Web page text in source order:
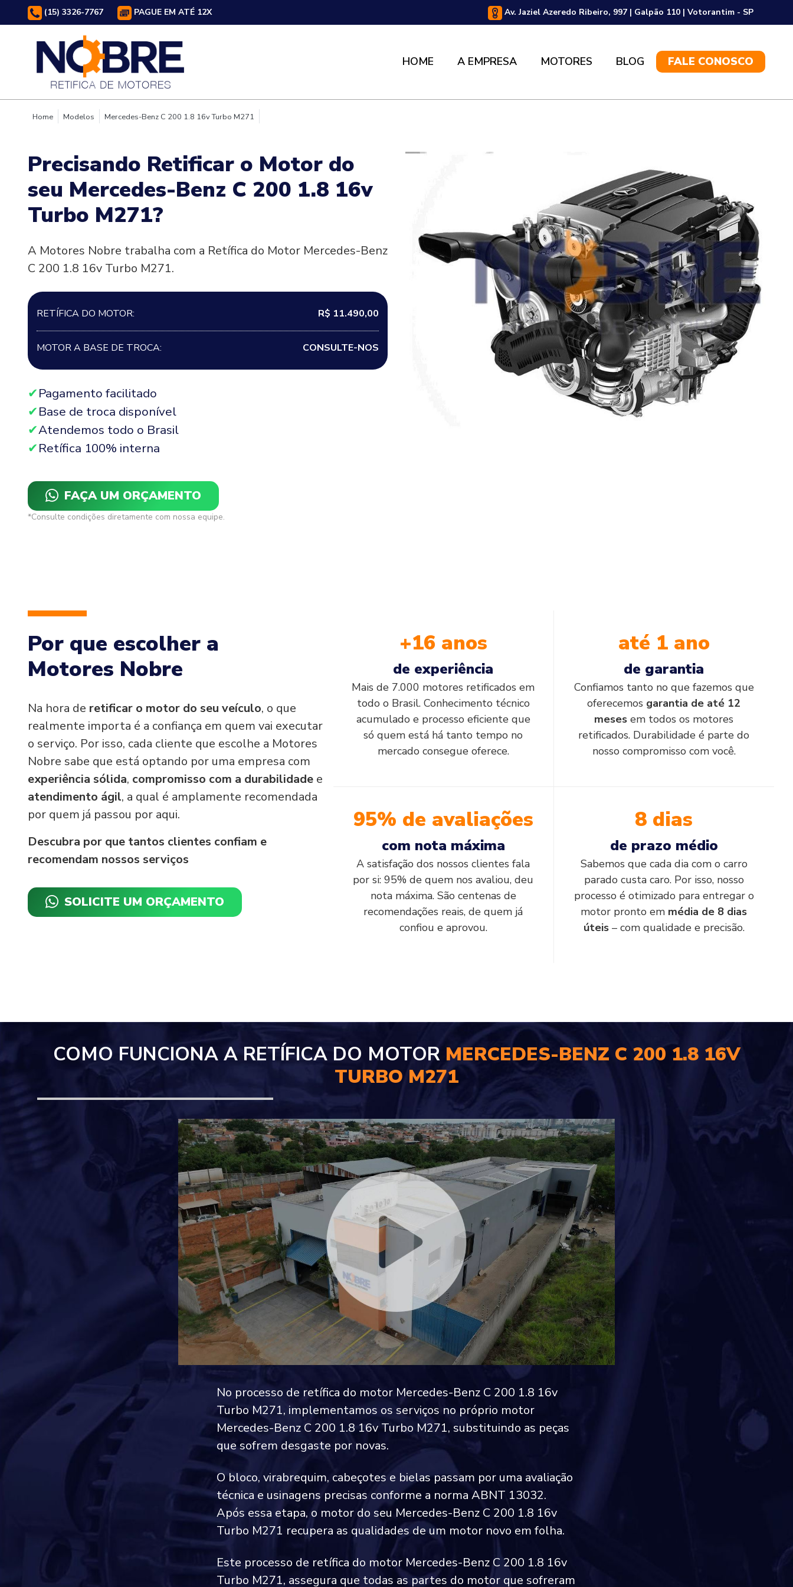
(15) 3326-7767 PAGUE EM ATÉ 12X Av. Jaziel Azeredo Ribeiro, 997 | Galpão 110 | Votorantim - SP
HOME A EMPRESA MOTORES BLOG FALE CONOSCO
Home Modelos Mercedes-Benz C 200 1.8 16v Turbo M271
Precisando Retificar o Motor do
seu Mercedes-Benz C 200 1.8 16v
Turbo M271?
A Motores Nobre trabalha com a Retífica do Motor Mercedes-Benz
C 200 1.8 16v Turbo M271.
RETÍFICA DO MOTOR: R$ 11.490,00
MOTOR A BASE DE TROCA: CONSULTE-NOS
Pagamento facilitado
Base de troca disponível
Atendemos todo o Brasil
Retífica 100% interna
FAÇA UM ORÇAMENTO
*Consulte condições diretamente com nossa equipe.
Por que escolher a
Motores Nobre
Na hora de retificar o motor do seu veículo, o que
realmente importa é a confiança em quem vai executar
o serviço. Por isso, cada cliente que escolhe a Motores
Nobre sabe que está optando por uma empresa com
experiência sólida, compromisso com a durabilidade e
atendimento ágil, a qual é amplamente recomendada
por quem já passou por aqui.
Descubra por que tantos clientes confiam e
recomendam nossos serviços
SOLICITE UM ORÇAMENTO
+16 anos
de experiência
Mais de 7.000 motores retificados em
todo o Brasil. Conhecimento técnico
acumulado e processo eficiente que
só quem está há tanto tempo no
mercado consegue oferece.
até 1 ano
de garantia
Confiamos tanto no que fazemos que
oferecemos garantia de até 12
meses em todos os motores
retificados. Durabilidade é parte do
nosso compromisso com você.
95% de avaliações
com nota máxima
A satisfação dos nossos clientes fala
por si: 95% de quem nos avaliou, deu
nota máxima. São centenas de
recomendações reais, de quem já
confiou e aprovou.
8 dias
de prazo médio
Sabemos que cada dia com o carro
parado custa caro. Por isso, nosso
processo é otimizado para entregar o
motor pronto em média de 8 dias
úteis– com qualidade e precisão.
COMO FUNCIONA A RETÍFICA DO MOTOR MERCEDES-BENZ C 200 1.8 16V
TURBO M271
No processo de retífica do motor Mercedes-Benz C 200 1.8 16v
Turbo M271, implementamos os serviços no próprio motor
Mercedes-Benz C 200 1.8 16v Turbo M271, substituindo as peças
que sofrem desgaste por novas.
O bloco, virabrequim, cabeçotes e bielas passam por uma avaliação
técnica e usinagens precisas conforme a norma ABNT 13032.
Após essa etapa, o motor do seu Mercedes-Benz C 200 1.8 16v
Turbo M271 recupera as qualidades de um motor novo em folha.
Este processo de retífica do motor Mercedes-Benz C 200 1.8 16v
Turbo M271, assegura que todas as partes do motor que sofreram